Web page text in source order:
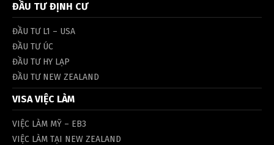
ĐẦU TƯ ĐỊNH CƯ
ĐẦU TƯ L1 – USA
ĐẦU TƯ ÚC
ĐẦU TƯ HY LẠP
ĐẦU TƯ NEW ZEALAND
VISA VIỆC LÀM
VIỆC LÀM MỸ – EB3
VIỆC LÀM TẠI NEW ZEALAND